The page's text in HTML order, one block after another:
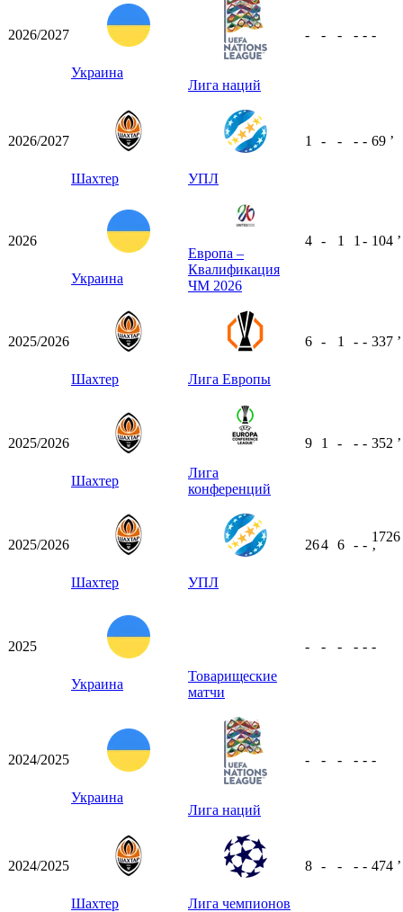
2026/2027
Украина
Лига наций
- - - - - -
2026/2027
Шахтер УПЛ
1 - - - - 69 ʼ
2026
Украина
Европа –
Квалификация
ЧМ 2026
4 - 1 1 - 104 ʼ
2025/2026
Шахтер Лига Европы
6 - 1 - - 337 ʼ
2025/2026
Шахтер
Лига
конференций
9 1 - - - 352 ʼ
2025/2026
Шахтер УПЛ
264 6 - -
1726
ʼ
2025
Украина
Товарищеские
матчи
- - - - - -
2024/2025
Украина
Лига наций
- - - - - -
2024/2025
Шахтер Лига чемпионов
8 - - - - 474 ʼ